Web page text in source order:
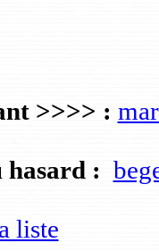
>>>> :
hasard :
liste